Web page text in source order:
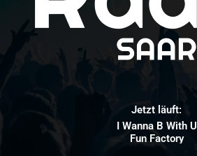
Jetzt läuft:
I Wanna B With U
Fun Factory